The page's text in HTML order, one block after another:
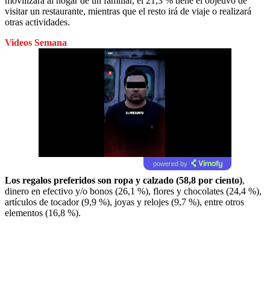
visitar un restaurante, mientras que el resto irá de viaje o realizará
otras actividades.
Videos Semana
powered by
Los regalos preferidos son ropa y calzado (58,8 por ciento),
dinero en efectivo y/o bonos (26,1 %), flores y chocolates (24,4 %),
artículos de tocador (9,9 %), joyas y relojes (9,7 %), entre otros
elementos (16,8 %).